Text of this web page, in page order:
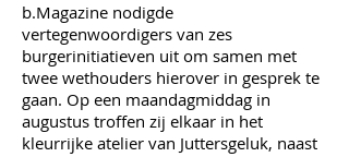
b.Magazine nodigde
vertegenwoordigers van zes
burgerinitiatieven uit om samen met
twee wethouders hierover in gesprek te
gaan. Op een maandagmiddag in
augustus troffen zij elkaar in het
kleurrijke atelier van Juttersgeluk, naast